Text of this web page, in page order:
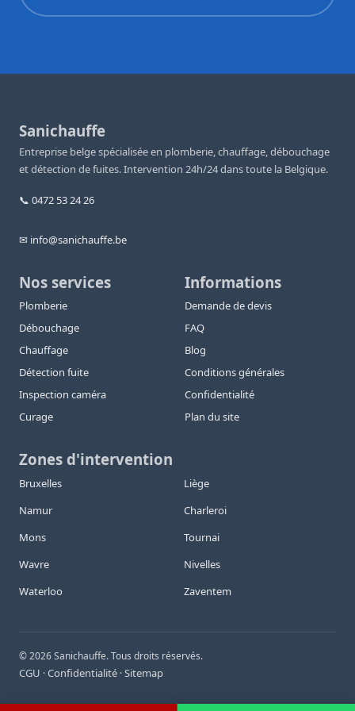
Sanichauffe
Entreprise belge spécialisée en plomberie, chauffage, débouchage
et détection de fuites. Intervention 24h/24 dans toute la Belgique.
📞 0472 53 24 26
✉ info@sanichauffe.be
Nos services
Plomberie
Débouchage
Chauffage
Détection fuite
Inspection caméra
Curage
Informations
Demande de devis
FAQ
Blog
Conditions générales
Confidentialité
Plan du site
Zones d'intervention
Bruxelles
Liège
Namur
Charleroi
Mons
Tournai
Wavre
Nivelles
Waterloo
Zaventem
©2026Sanichauffe. Tous droits réservés.
CGU ·Confidentialité ·Sitemap